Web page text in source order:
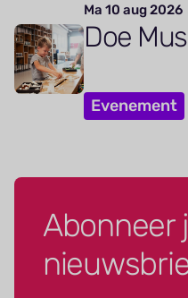
Ma 10 aug 2026
Doe
Evenement
Abonneer